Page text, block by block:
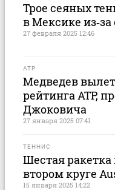
Трое сеяных
в Мексике
27 февраля 2025 12:46
ATP
Медведев
рейтинга АТР,
Джоковича
27 января 2025 07:41
ТЕННИС
Шестая
втором круге
15 января 2025 14:22